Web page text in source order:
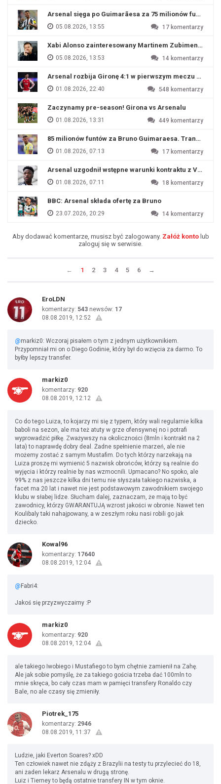
Arsenal sięga po Guimarãesa za 75 milionów funtów
05.08.2026, 13:55 17 komentarzy
Xabi Alonso zainteresowany Martinem Zubimendim
05.08.2026, 13:53 14 komentarzy
Arsenal rozbija Gironę 4:1 w pierwszym meczu
01.08.2026, 22:40 548 komentarzy
Zaczynamy pre-season! Girona vs Arsenalu
01.08.2026, 13:31 449 komentarzy
85 milionów funtów za Bruno Guimaraesa. Transfer
01.08.2026, 07:13 17 komentarzy
Arsenal uzgodnił wstępne warunki kontraktu z
01.08.2026, 07:11 18 komentarzy
BBC: Arsenal składa ofertę za Bruno
23.07.2026, 20:29 14 komentarzy
Aby dodawać komentarze, musisz być zalogowany. Załóż kontolub
zaloguj się w serwisie.
← 1 2 3 4 5 6 →
EroLDN
komentarzy: 543 newsów: 17
08.08.2019, 12:52
@markiz0: Wczoraj pisałem o tym z jednym użytkownikiem.
Przypomniał mi on o Diego Godinie, który był do wzięcia za darmo. To
byłby lepszy transfer.
markiz0
komentarzy: 920
08.08.2019, 12:12
Co do tego Luiza, to kojarzy mi się z typem, który wali regularnie kilka
baboli na sezon, ale ma też atuty w grze ofensywnej no i potrafi
wyprowadzić piłkę. Zważywszy na okoliczności (8mln i kontrakt na 2
lata) to naprawdę dobry deal. Żadne spełnienie marzeń, ale nie
możemy zostać z samym Mustafim. Do tych którzy narzekają na
Luiza proszę mi wymienić 5 nazwisk obrońców, którzy są realnie do
wyjęcia i którzy realnie by nas wzmocnili. Upmacano? No spoko, ale
99% z nas jeszcze kilka dni temu nie słyszała takiego nazwiska, a
facet ma 20 lat i nawet nie jest podstawowym zawodnikiem swojego
klubu w słabej lidze. Słucham dalej, zaznaczam, że mają to być
zawodnicy, którzy GWARANTUJĄ wzrost jakości w obronie. Nawet ten
Koulibaly taki nahajpowany, a w zeszłym roku nasi robili go jak
dziecko.
Kowal96
komentarzy: 17640
08.08.2019, 12:04
@ Fabri4:
Jakoś się przyzwyczaimy :P
markiz0
komentarzy: 920
08.08.2019, 12:04
ale takiego Iwobiego i Mustafiego to bym chętnie zamienił na Zahę.
Ale jak sobie pomyślę, że za takiego gościa trzeba dać 100mln to
mnie skręca, bo cały czas mam w pamięci transfery Ronaldo czy
Bale, no ale czasy się zmieniły.
Piotrek_175
komentarzy: 2946
08.08.2019, 11:37
Ludzie, jaki Everton Soares? xDD
Ten człowiek nawet nie zdąży z Brazylii na testy tu przylecieć do 18,
ani żaden lekarz Arsenalu w drugą stronę.
Luiz i Tierney to będą ostatnie transfery IN w tym oknie.